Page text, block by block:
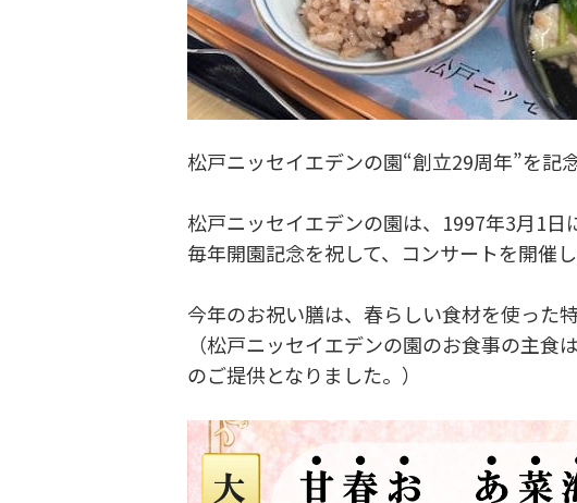
松戸ニッセイエデンの園“創立29周年”を記
松戸ニッセイエデンの園は、1997年3月1日
毎年開園記念を祝して、コンサートを開催
今年のお祝い膳は、春らしい食材を使った
（松戸ニッセイエデンの園のお食事の主
のご提供となりました。）